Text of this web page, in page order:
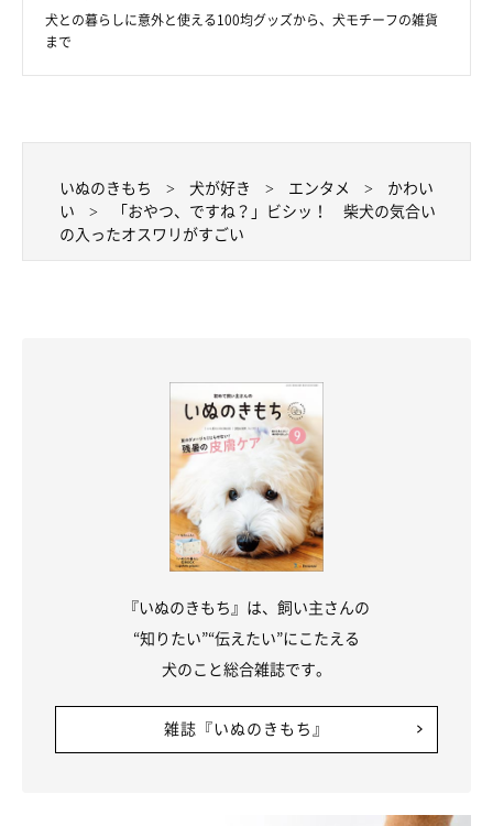
犬との暮らしに意外と使える100均グッズから、犬モチーフの雑貨
まで
いぬのきもち 犬が好き エンタメ
かわい
い
「おやつ、ですね？」ビシッ！ 柴犬の気合い
の入ったオスワリがすごい
『いぬのきもち』は、飼い主さんの
“知りたい”“伝えたい”にこたえる
犬のこと総合雑誌です。
雑誌『いぬのきもち』